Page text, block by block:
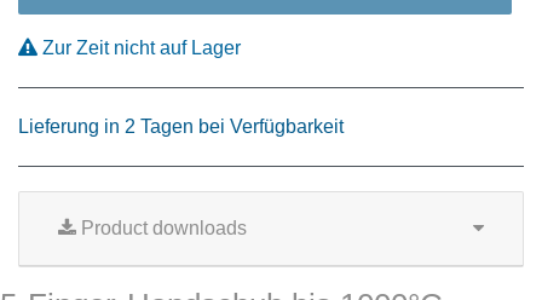
Zur Zeit nicht auf Lager
Lieferung in 2 Tagen bei Verfügbarkeit
Product downloads